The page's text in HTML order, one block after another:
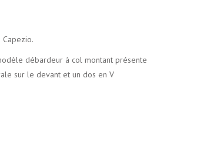
débardeur à col montant présente
sur le devant et un dos en V